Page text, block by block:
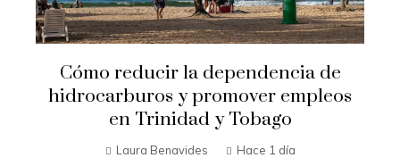
Cómo reducir la dependencia de
hidrocarburos y promover empleos
en Trinidad y Tobago
Laura Benavides Hace 1 día